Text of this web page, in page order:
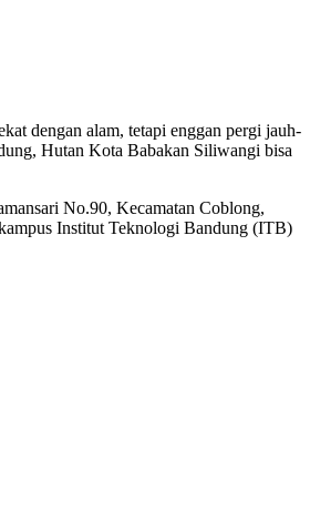
dengan alam, tetapi enggan pergi jauh-
Hutan Kota Babakan Siliwangi bisa
No.90, Kecamatan Coblong,
Institut Teknologi Bandung (ITB)